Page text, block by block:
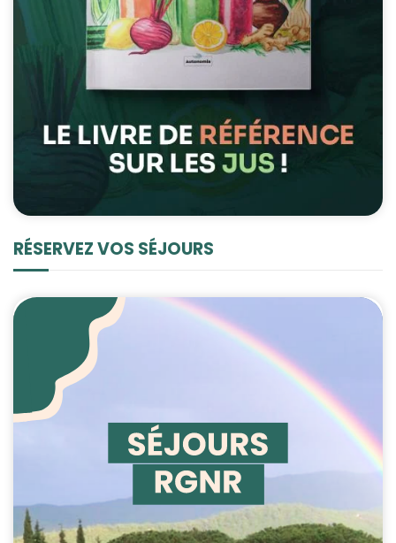
RÉSERVEZ VOS SÉJOURS